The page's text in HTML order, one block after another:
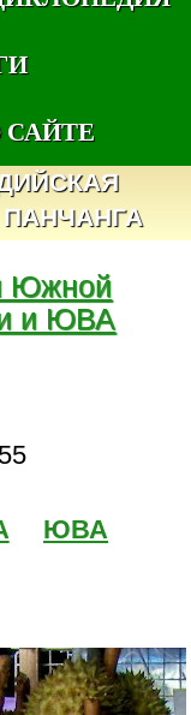
САЙТЕ
ПАНЧАНГА
Южной
и ЮВА
ЮВА